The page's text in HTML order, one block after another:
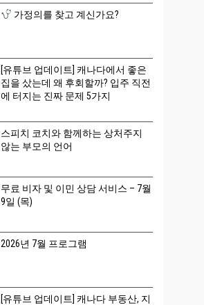
가정의를 찾고 계신가요?
[유튜브 업데이트] 캐나다에서 좋은
집을 샀는데 왜 후회할까? 입주 직전
에 터지는 진짜 문제 5가지
스피치 코치와 함께하는 상처주지
않는 부모의 언어
무료 비자 및 이민 상담 서비스 – 7월
9일 (목)
2026년 7월 프로그램
[유튜브 업데이트] 캐나다 부동산, 지